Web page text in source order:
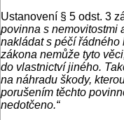
Ustanovení § 5 odst. 3
povinna s nemovitostmi
nakládat s péčí
zákona nemůže tyto
do vlastnictví jiného.
na náhradu škody,
porušením těchto
nedotčeno.“